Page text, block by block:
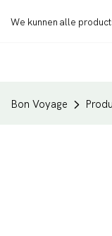
We kunnen alle
Bon Voyage